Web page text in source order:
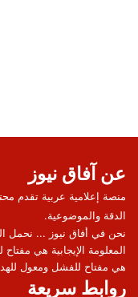
عن آفاق نيوز
منصة إعلامية عربية تقدم
الدقة والموضوعية.
نحن في أفاق نيوز ... نحمل
المعلومة الإيجابية هي مفتاح
هي مفتاح للفشل ومعول
روابط سريعة